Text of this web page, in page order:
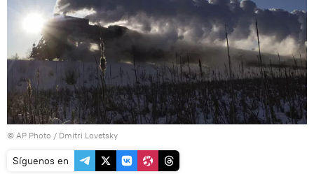
© AP Photo / Dmitri Lovetsky
Síguenos en